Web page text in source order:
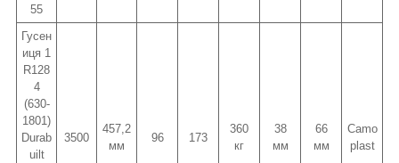
55
Гусен
иця 1
R128
4
(630-
1801)
Durab
uilt
3500
457,2
мм
96 173
360
кг
38
мм
66
мм
Camo
plast